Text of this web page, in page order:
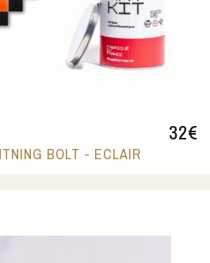
32€
BOLT - ECLAIR